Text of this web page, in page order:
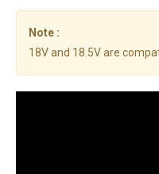
Note :
18V and 18.5V are